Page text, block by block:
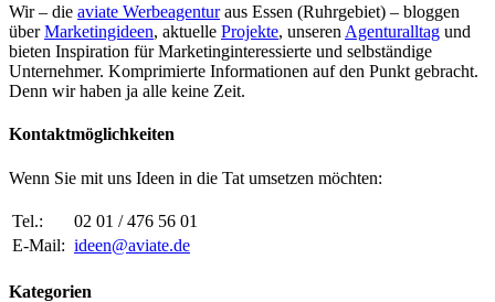
Wir – die aviate Werbeagenturaus Essen (Ruhrgebiet) – bloggen
überMarketingideen, aktuelle Projekte, unseren Agenturalltag und
bieten Inspiration für Marketinginteressierte und selbständige
Unternehmer. Komprimierte Informationen auf den Punkt gebracht.
Denn wir haben ja alle keine Zeit.
Kontaktmöglichkeiten
Wenn Sie mit uns Ideen in die Tat umsetzen möchten:
Tel.:
02 01 / 476 56 01
E-Mail: ideen@aviate.de
Kategorien